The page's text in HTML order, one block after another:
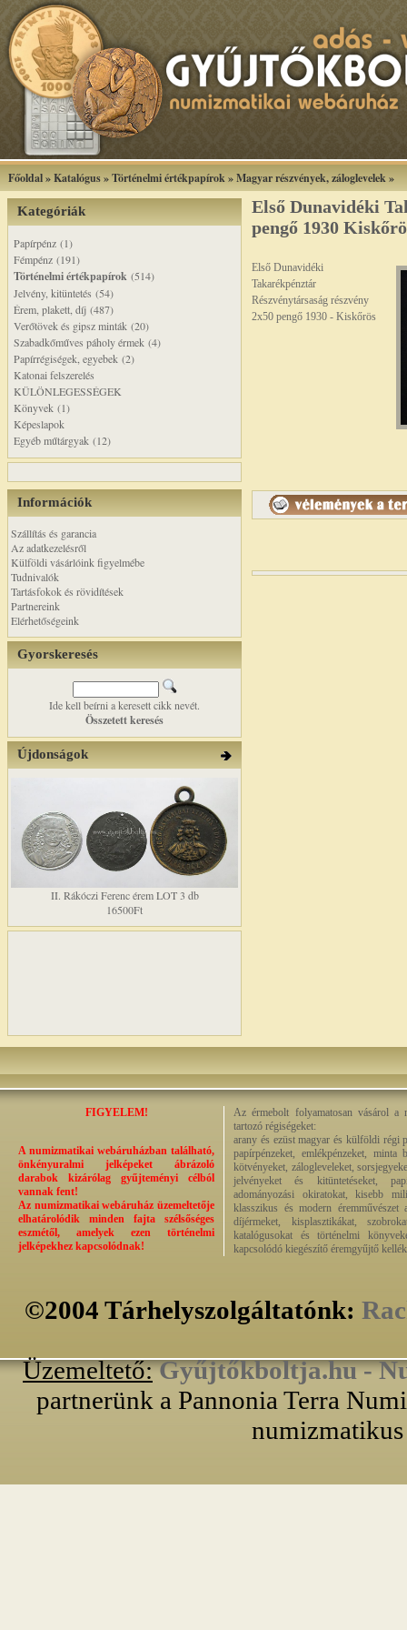
Főoldal»Katalógus»Történelmi értékpapírok»Magyar részvények, záloglevelek»
Kategóriák
Papírpénz (1)
Fémpénz (191)
Történelmi értékpapírok (514)
Jelvény, kitüntetés (54)
Érem, plakett, díj (487)
Verőtövek és gipsz minták (20)
Szabadkőműves páholy érmek (4)
Papírrégiségek, egyebek (2)
Katonai felszerelés
KÜLÖNLEGESSÉGEK
Könyvek (1)
Képeslapok
Egyéb műtárgyak (12)
Információk
Szállítás és garancia
Az adatkezelésről
Külföldi vásárlóink figyelmébe
Tudnivalók
Tartásfokok és rövidítések
Partnereink
Elérhetőségeink
Gyorskeresés
Ide kell beírni a keresett cikk nevét.
Összetett keresés
Újdonságok
II. Rákóczi Ferenc érem LOT 3 db
16500Ft
Első Dunavidéki
pengő 1930
Első Dunavidéki
Takarékpénztár
Részvénytársaság részvény
2x50 pengő 1930 - Kiskőrös
FIGYELEM!
A numizmatikai webáruházban található,
önkényuralmi jelképeket ábrázoló
darabok kizárólag gyűjteményi célból
vannak fent!
Az numizmatikai webáruház üzemeltetője
elhatárolódik minden fajta szélsőséges
eszmétől, amelyek ezen történelmi
jelképekhez kapcsolódnak!
Az érmebolt folyamatosan vásárol a
tartozó régiségeket:
arany és ezüst magyar és külföldi régi
papírpénzeket, emlékpénzeket, minta
kötvényeket, zálogleveleket,
jelvényeket és kitüntetéseket,
adományozási okiratokat, kisebb
klasszikus és modern éremművészet
díjérmeket, kisplasztikákat,
katalógusokat és történelmi
kapcsolódó kiegészítő éremgyűjtő
©2004 Tárhelyszolgáltatónk:
Üzemeltető: Gyűjtőkboltja.hu -
partnerünk a Pannonia Terra
numizmatikus